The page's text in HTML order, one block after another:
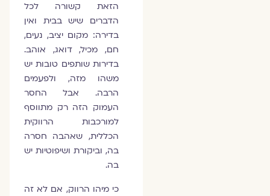
הזאת קשורה לכל
הדברים שיש בבית ואין
בדירה: מקום יציב, נעים,
חם, מכיל, דואג, אוהב.
בדירות שותפים טובות יש
משהו מזה, ולפעמים
הרבה. אבל החסר
העמוק הזה רק מתווסף
למורכבות הרווקית
הכללית, שאהבה חסרה
בה, וביקורת ושיפוטיות יש
בה.
כי מיהו הרווק, אם לא זה